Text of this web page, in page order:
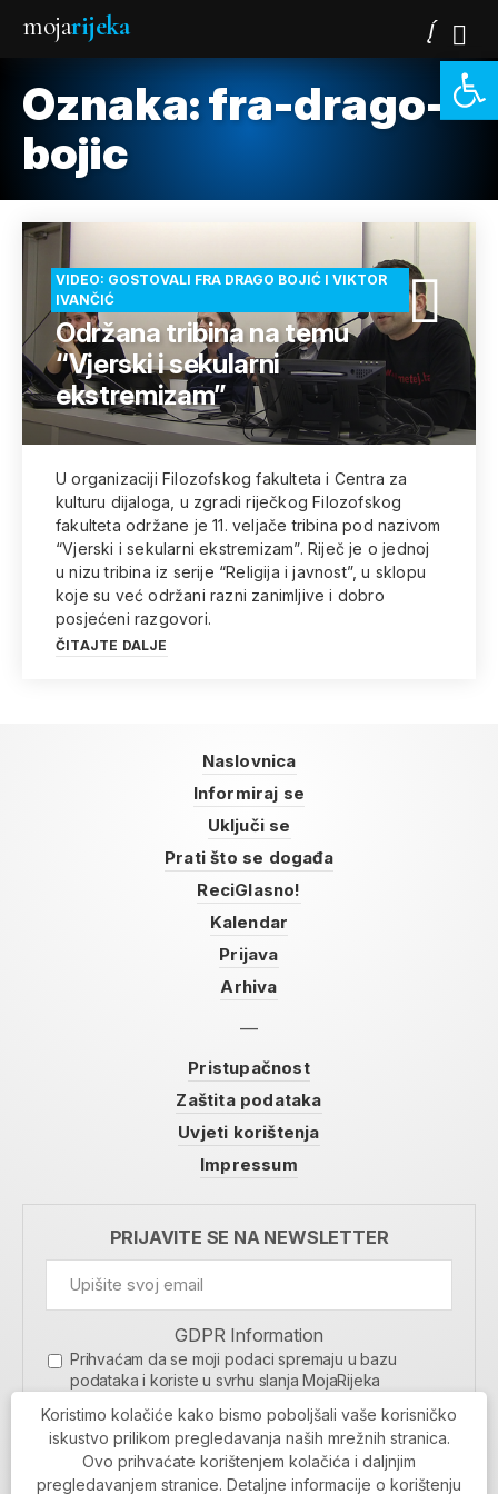
mojarijeka
Oznaka:fra-drago-
bojic
VIDEO: GOSTOVALI FRA DRAGO BOJIĆ I VIKTOR
IVANČIĆ
Održana tribina na temu
“Vjerski i sekularni
ekstremizam”
U organizaciji Filozofskog fakulteta i Centra za
kulturu dijaloga, u zgradi riječkog Filozofskog
fakulteta održane je 11. veljače tribina pod nazivom
“Vjerski i sekularni ekstremizam”. Riječ je o jednoj
u nizu tribina iz serije “Religija i javnost”, u sklopu
koje su već održani razni zanimljive i dobro
posjećeni razgovori.
ČITAJTE DALJE
Naslovnica
Informiraj se
Uključi se
Prati što se događa
ReciGlasno!
Kalendar
Prijava
Arhiva
Pristupačnost
Zaštita podataka
Uvjeti korištenja
Impressum
PRIJAVITE SE NA NEWSLETTER
GDPR Information
Prihvaćam da se moji podaci spremaju u bazu
podataka i koriste u svrhu slanja MojaRijeka
MOJARIJEKA NEWSLETTER
PRIJAVI SE
Koristimo kolačiće kako bismo poboljšali vaše korisničko
iskustvo prilikom pregledavanja naših mrežnih stranica.
Ovo prihvaćate korištenjem kolačića i daljnjim
pregledavanjem stranice. Detaljne informacije o korištenju